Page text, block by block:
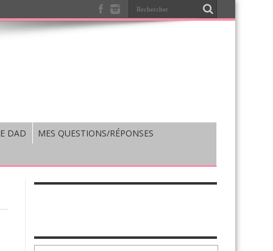
DAD MES QUESTIONS/RÉPONSES